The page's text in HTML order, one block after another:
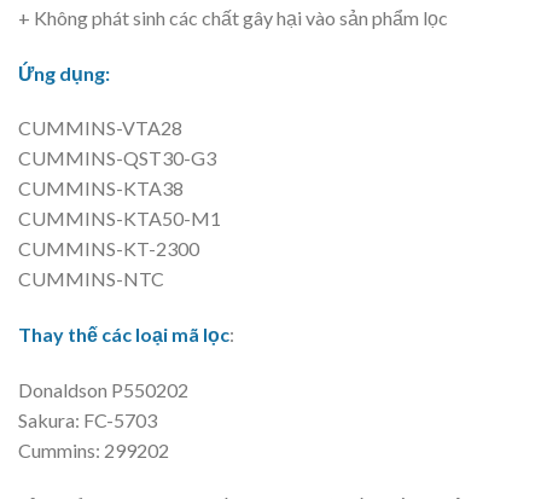
+ Không phát sinh các chất gây hại vào sản phẩm lọc
Ứng dụng:
CUMMINS-VTA28
CUMMINS-QST30-G3
CUMMINS-KTA38
CUMMINS-KTA50-M1
CUMMINS-KT-2300
CUMMINS-NTC
Thay thế các loại mã lọc:
Donaldson P550202
Sakura: FC-5703
Cummins: 299202